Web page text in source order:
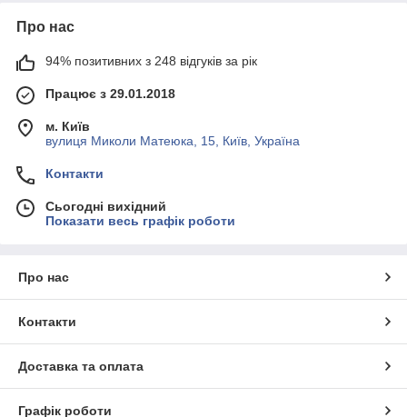
Про нас
94% позитивних з 248 відгуків за рік
Працює з 29.01.2018
м. Київ
вулиця Миколи Матеюка, 15, Київ, Україна
Контакти
Сьогодні вихідний
Показати весь графік роботи
Про нас
Контакти
Доставка та оплата
Графік роботи